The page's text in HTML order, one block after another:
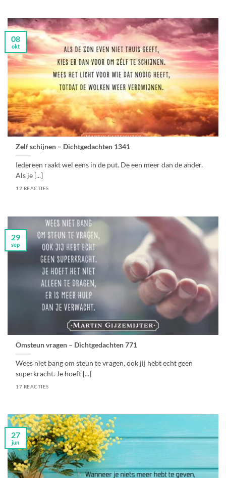
Zelf schijnen – Dichtgedachten 1341
Iedereen raakt wel eens in de put. De een meer dan de ander.
Als je [...]
12 REACTIES
08
okt
Omsteun vragen – Dichtgedachten 771
Wees niet bang om steun te vragen, ook jij hebt echt geen
superkracht. Je hoeft [...]
17 REACTIES
29
sep
27
jun